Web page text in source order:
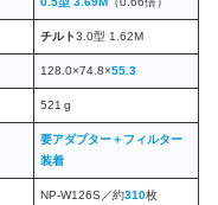
チルト3.0型 1.62M
128.0×74.8×55.3
521 g
要アダプター＋フィルター
装着
NP‑W126S／約310枚